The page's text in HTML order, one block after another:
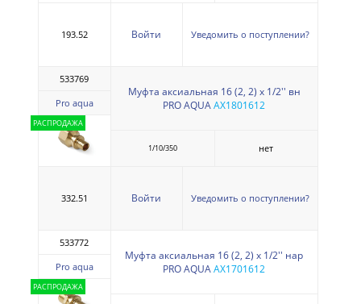
193.52 Войти Уведомить о поступлении?
РАСПРОДАЖА
533769
Pro aqua
Муфта аксиальная 16 (2, 2) х 1/2'' вн
PRO AQUAAX1801612
1/10/350 нет
332.51 Войти Уведомить о поступлении?
РАСПРОДАЖА
533772
Pro aqua
Муфта аксиальная 16 (2, 2) х 1/2'' нар
PRO AQUAAX1701612